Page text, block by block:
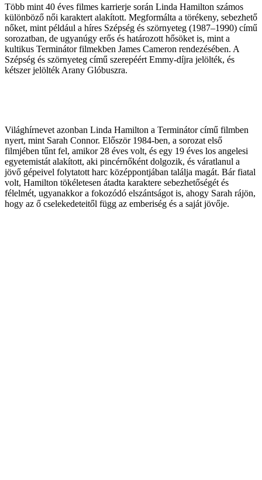
Több mint 40 éves filmes karrierje során Linda Hamilton számos
különböző női karaktert alakított. Megformálta a törékeny, sebezhető
nőket, mint például a híres Szépség és szörnyeteg (1987–1990) című
sorozatban, de ugyanúgy erős és határozott hősöket is, mint a
kultikus Terminátor filmekben James Cameron rendezésében. A
Szépség és szörnyeteg című szerepéért Emmy-díjra jelölték, és
kétszer jelölték Arany Glóbuszra.
Világhírnevet azonban Linda Hamilton a Terminátor című filmben
nyert, mint Sarah Connor. Először 1984-ben, a sorozat első
filmjében tűnt fel, amikor 28 éves volt, és egy 19 éves los angelesi
egyetemistát alakított, aki pincérnőként dolgozik, és váratlanul a
jövő gépeivel folytatott harc középpontjában találja magát. Bár fiatal
volt, Hamilton tökéletesen átadta karaktere sebezhetőségét és
félelmét, ugyanakkor a fokozódó elszántságot is, ahogy Sarah rájön,
hogy az ő cselekedeteitől függ az emberiség és a saját jövője.